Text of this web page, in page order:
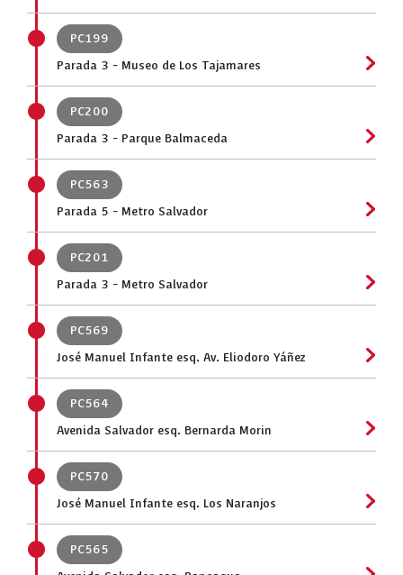
PC199
Parada 3 - Museo de Los Tajamares
PC200
Parada 3 - Parque Balmaceda
PC563
Parada 5 - Metro Salvador
PC201
Parada 3 - Metro Salvador
PC569
José Manuel Infante esq. Av. Eliodoro Yáñez
PC564
Avenida Salvador esq. Bernarda Morin
PC570
José Manuel Infante esq. Los Naranjos
PC565